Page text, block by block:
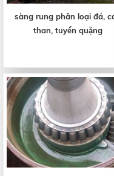
sàng rung phân loại đá,
than, tuyển quặng